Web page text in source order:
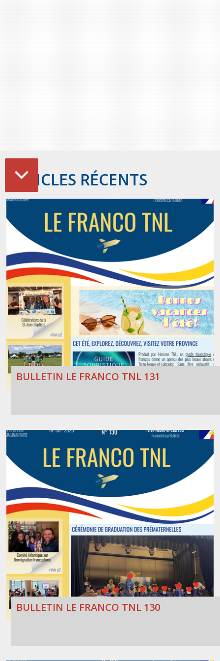
ARTICLES RÉCENTS
BULLETIN LE FRANCO TNL 131
BULLETIN LE FRANCO TNL 130